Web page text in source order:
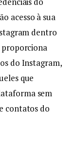
acesso à sua
dentro
proporciona
do Instagram,
que
sem
contatos do